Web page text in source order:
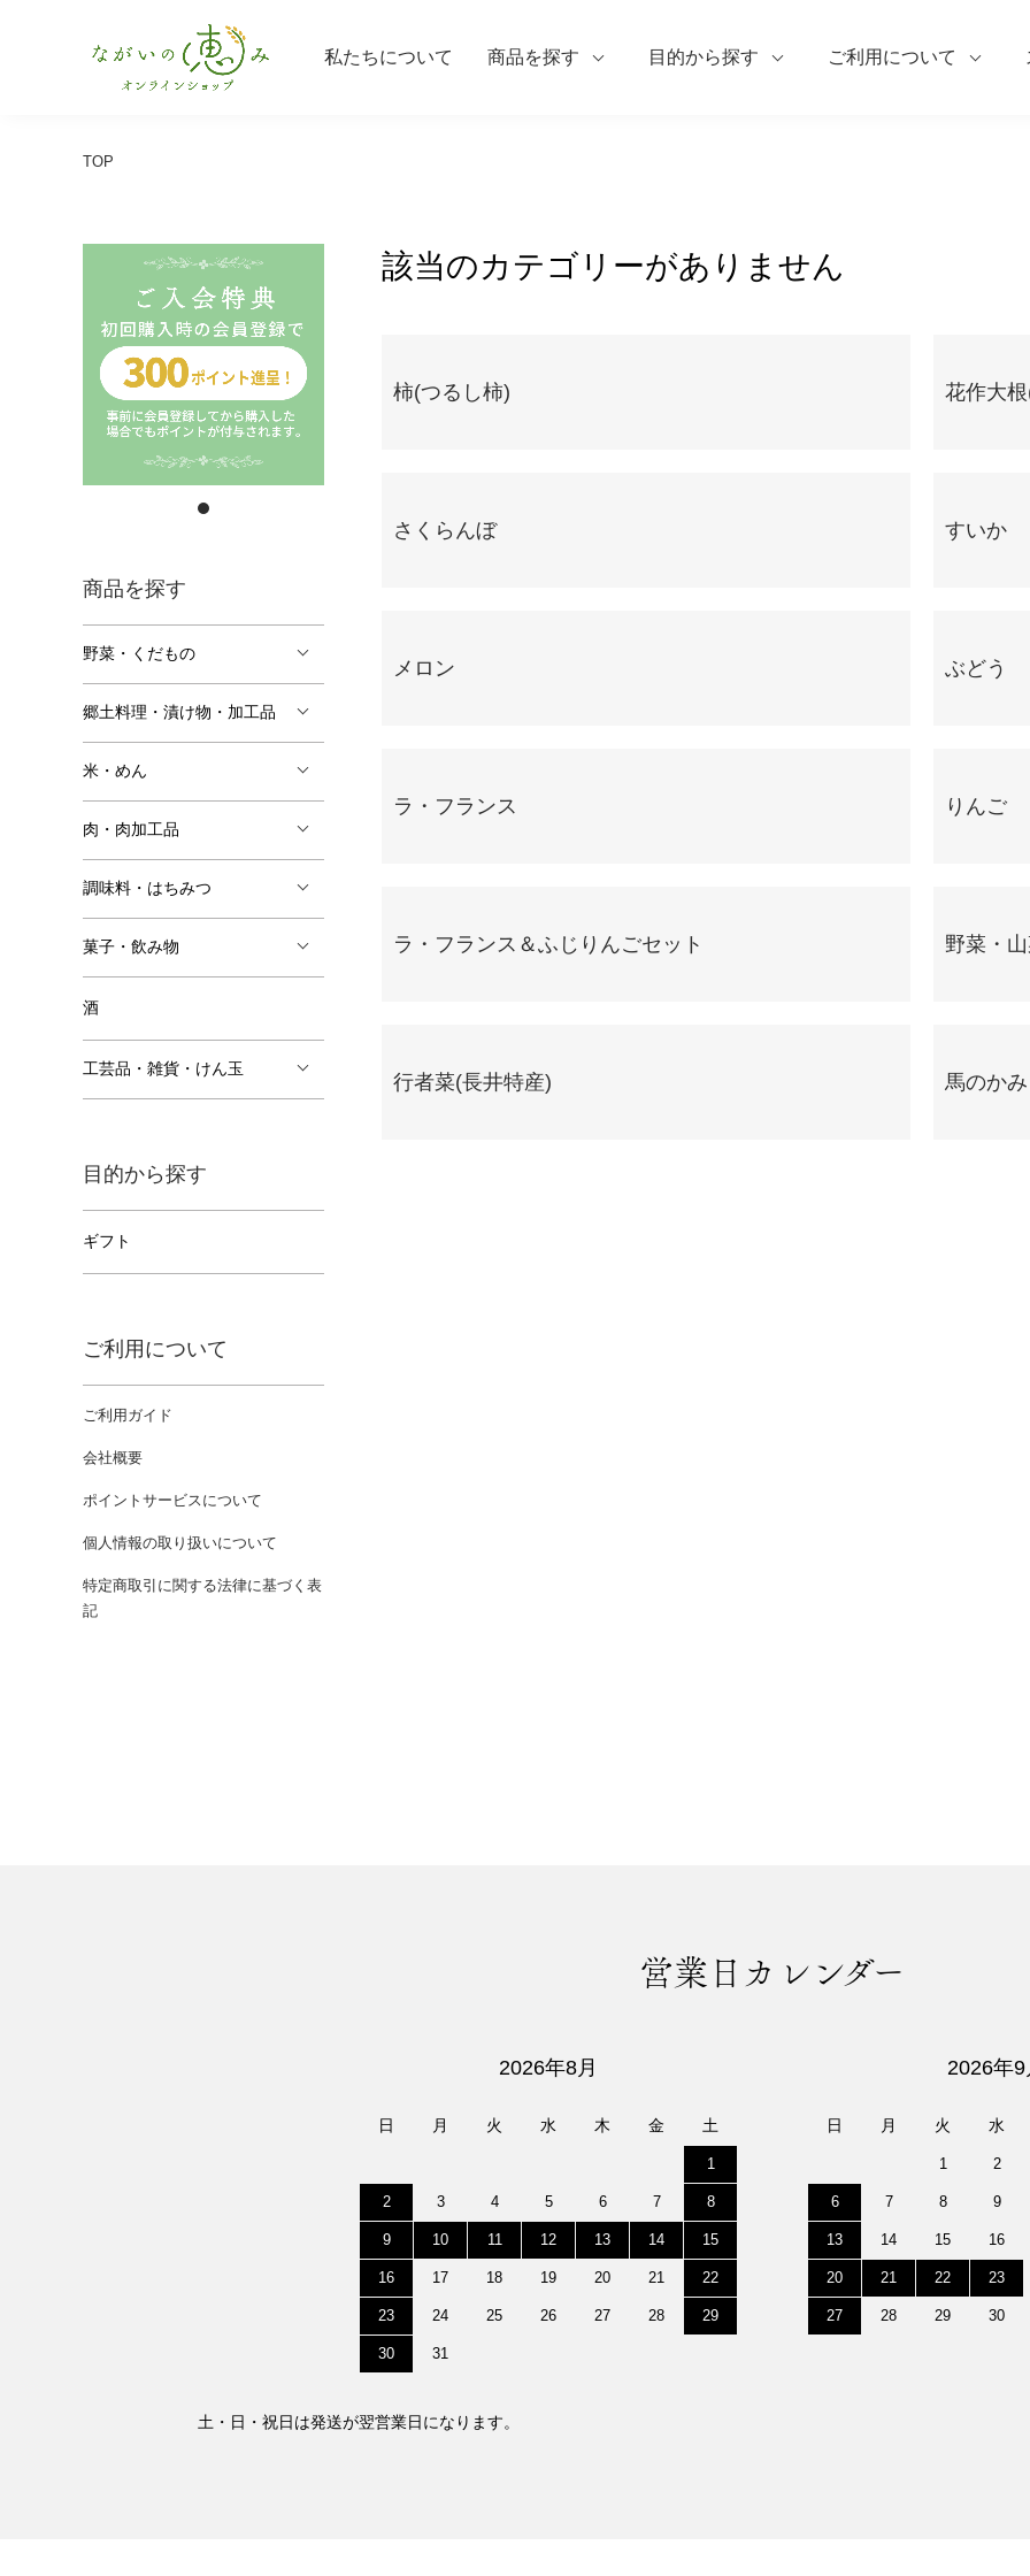
私たちについて 商品を探す 目的から探す ご利用について
TOP
該当のカテゴリーがありません
柿(つるし柿) 花作大
さくらんぼ すいか
メロン ぶどう
ラ・フランス りんご
ラ・フランス＆ふじりんごセット 野菜・
行者菜(長井特産) 馬のか
商品を探す
野菜・くだもの
郷土料理・漬け物・加工品
米・めん
肉・肉加工品
調味料・はちみつ
菓子・飲み物
酒
工芸品・雑貨・けん玉
目的から探す
ギフト
ご利用について
ご利用ガイド
会社概要
ポイントサービスについて
個人情報の取り扱いについて
特定商取引に関する法律に基づく表
記
営業日カレンダー
2026年8月
日 月 火 水 木 金 土
1
2 3 4 5 6 7 8
9 10 11 12 13 14 15
16 17 18 19 20 21 22
23 24 25 26 27 28 29
30 31
2026年9
日 月 火 水
1 2
6 7 8 9
13 14 15 16
20 21 22 23
27 28 29 30
土・日・祝日は発送が翌営業日になります。